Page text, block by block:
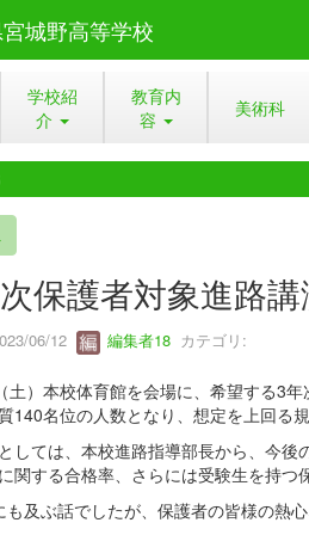
城野高等学校
学校紹
介
教育内
容
美術科
次保護者対象進路
06/12 編集者18 カテゴリ:
）本校体育館を会場に、希望する3
140名位の人数となり、想定を上回る
しては、本校進路指導部長から、今後
関する合格率、さらには受験生を持
及ぶ話でしたが、保護者の皆様の熱